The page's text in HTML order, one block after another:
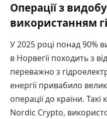
Операції з
використанням
У 2025 році понад 90%
в Норвегії походить з
переважно з
енергії привабило
операції до країни.
Nordic Crypto,